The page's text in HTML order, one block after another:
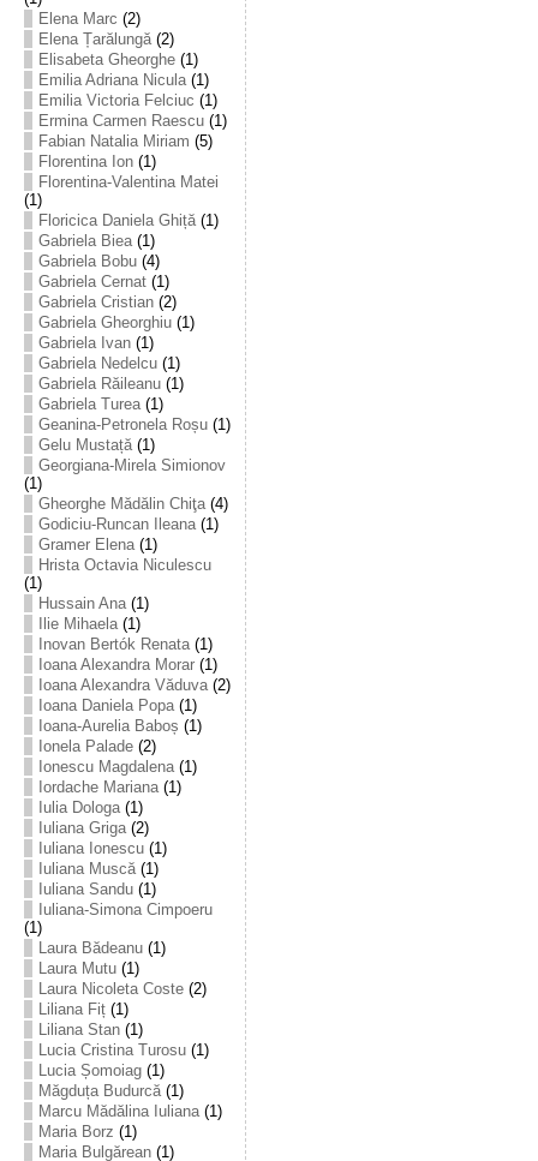
Elena Marc (2)
Elena Țarălungă(2)
Elisabeta Gheorghe(1)
Emilia Adriana Nicula(1)
Emilia Victoria Felciuc (1)
Ermina Carmen Raescu(1)
Fabian Natalia Miriam (5)
Florentina Ion(1)
Florentina-Valentina Matei
(1)
Floricica Daniela Ghiță(1)
Gabriela Biea(1)
Gabriela Bobu(4)
Gabriela Cernat(1)
Gabriela Cristian(2)
Gabriela Gheorghiu(1)
Gabriela Ivan(1)
Gabriela Nedelcu(1)
Gabriela Răileanu(1)
Gabriela Turea(1)
Geanina-Petronela Roșu(1)
Gelu Mustață(1)
Georgiana-Mirela Simionov
(1)
Gheorghe Mădălin Chiţa(4)
Godiciu-Runcan Ileana(1)
Gramer Elena(1)
Hrista Octavia Niculescu
(1)
Hussain Ana(1)
Ilie Mihaela(1)
Inovan Bertók Renata(1)
Ioana Alexandra Morar(1)
Ioana Alexandra Văduva(2)
Ioana Daniela Popa(1)
Ioana-Aurelia Baboș (1)
Ionela Palade(2)
Ionescu Magdalena(1)
Iordache Mariana(1)
Iulia Dologa(1)
Iuliana Griga(2)
Iuliana Ionescu(1)
Iuliana Muscă(1)
Iuliana Sandu(1)
Iuliana-Simona Cimpoeru
(1)
Laura Bădeanu(1)
Laura Mutu(1)
Laura Nicoleta Coste(2)
Liliana Fiț(1)
Liliana Stan(1)
Lucia Cristina Turosu(1)
Lucia Șomoiag(1)
Măgduța Budurcă(1)
Marcu Mădălina Iuliana(1)
Maria Borz (1)
Maria Bulgărean(1)